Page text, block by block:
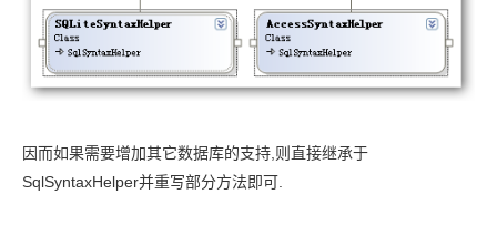
因而如果需要增加其它数据库的支持,则直接继承于
SqlSyntaxHelper并重写部分方法即可.